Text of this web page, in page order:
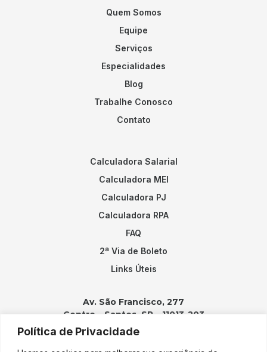
Política de Privacidade
Quem Somos
Equipe
Serviços
Especialidades
Blog
Trabalhe Conosco
Contato
Calculadora Salarial
Calculadora MEI
Calculadora PJ
Calculadora RPA
FAQ
2ª Via de Boleto
Links Úteis
Av. São Francisco, 277
Centro – Santos, SP – 11013-203
Contatos: